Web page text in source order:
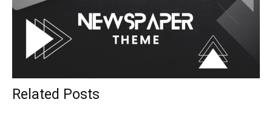
Related Posts